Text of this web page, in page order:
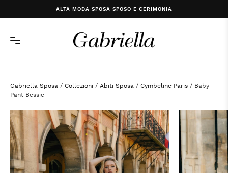
ALTA MODA SPOSA SPOSO E CERIMONIA
Gabriella Sposa / Collezioni / Abiti Sposa / Cymbeline Paris / Baby
Pant Bessie